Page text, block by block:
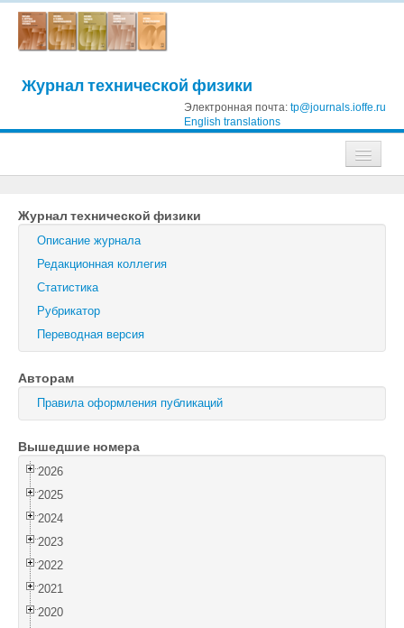
Журнал технической физики
Электронная почта: tp@journals.ioffe.ru
English translations
Журнал технической физики
Письма в Журнал технической физики
Физика твердого тела
Поиск
Журнал технической физики
Описание журнала
Редакционная коллегия
Статистика
Рубрикатор
Переводная версия
Авторам
Правила оформления публикаций
Вышедшие номера
2026
2025
2024
2023
2022
2021
2020